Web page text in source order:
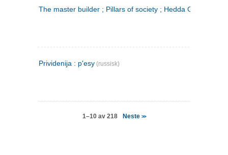
The master builder ; Pillars of society ; Hedda Gabler
Prividenija : p'esy (russisk)
1–10 av 218 Neste >>